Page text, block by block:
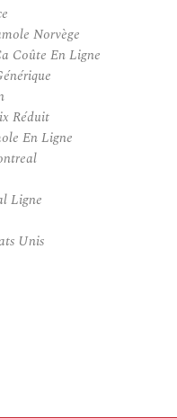
Norvège
Coûte En Ligne
Réduit
En Ligne
Ligne
Unis